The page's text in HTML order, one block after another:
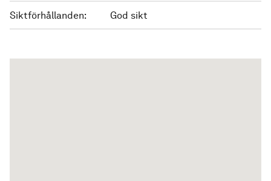
Siktförhållanden: God sikt